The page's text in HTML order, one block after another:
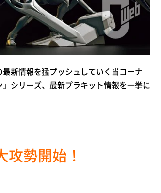
新情報を猛プッシュしていく当コーナ
シリーズ、最新プラキット情報を一挙に
勢開始！